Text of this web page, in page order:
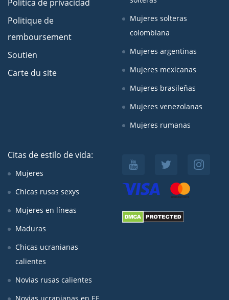
Política de privacidad
Politique de
remboursement
Soutien
Carte du site
Mujeres solteras
colombiana
Mujeres argentinas
Mujeres mexicanas
Mujeres brasileñas
Mujeres venezolanas
Mujeres rumanas
Citas de estilo de vida:
Mujeres
Chicas rusas sexys
Mujeres en líneas
Maduras
Chicas ucranianas
calientes
Novias rusas calientes